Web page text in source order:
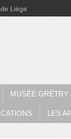
Liège
MUSÉE GRÉTRY
LES